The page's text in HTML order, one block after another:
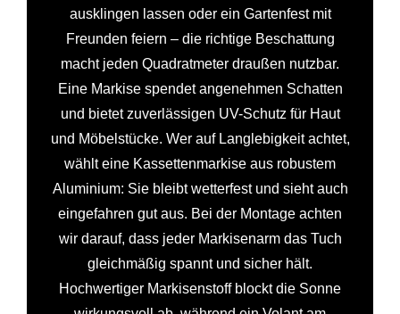
ausklingen lassen oder ein Gartenfest mit
Freunden feiern – die richtige Beschattung
macht jeden Quadratmeter draußen nutzbar.
Eine Markise spendet angenehmen Schatten
und bietet zuverlässigen UV-Schutz für Haut
und Möbelstücke. Wer auf Langlebigkeit achtet,
wählt eine Kassettenmarkise aus robustem
Aluminium: Sie bleibt wetterfest und sieht auch
eingefahren gut aus. Bei der Montage achten
wir darauf, dass jeder Markisenarm das Tuch
gleichmäßig spannt und sicher hält.
Hochwertiger Markisenstoff blockt die Sonne